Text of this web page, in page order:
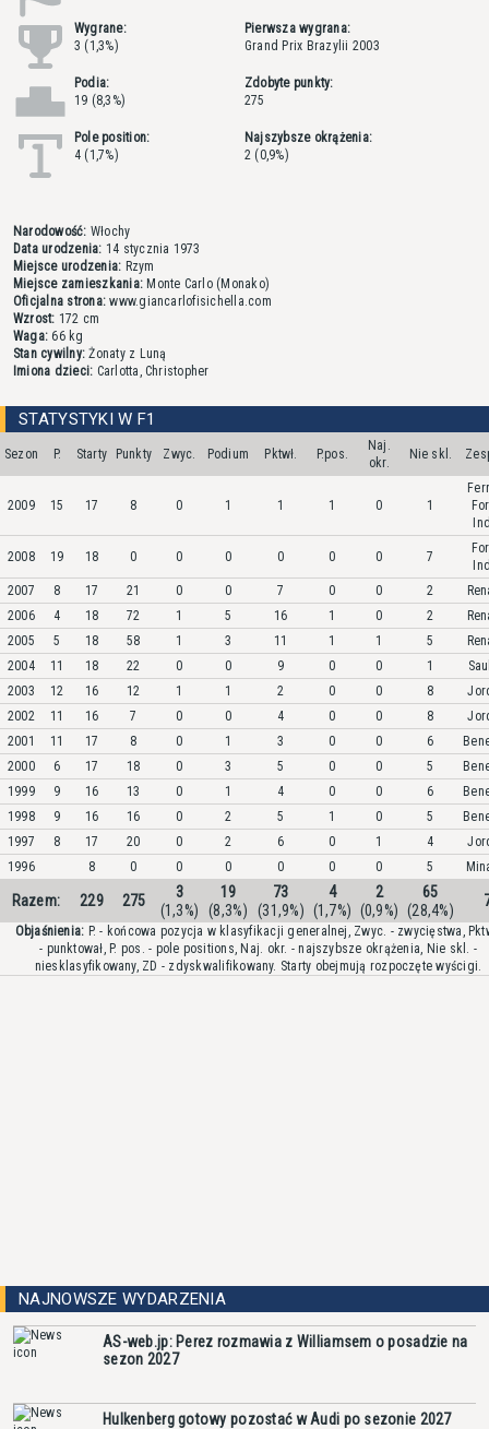
Wygrane:
3 (1,3%)
Pierwsza wygrana:
Grand Prix Brazylii 2003
Podia:
19 (8,3%)
Zdobyte punkty:
275
Pole position:
4 (1,7%)
Najszybsze okrążenia:
2 (0,9%)
Narodowość: Włochy
Data urodzenia: 14 stycznia 1973
Miejsce urodzenia: Rzym
Miejsce zamieszkania: Monte Carlo (Monako)
Oficjalna strona: www.giancarlofisichella.com
Wzrost: 172 cm
Waga: 66 kg
Stan cywilny: Żonaty z Luną
Imiona dzieci: Carlotta, Christopher
STATYSTYKI W F1
Sezon P. Starty Punkty Zwyc. Podium Pktwł. P.pos.
Naj.
okr.
Nie skl.
2009 15 17 8 0 1 1 1 0 1
2008 19 18 0 0 0 0 0 0 7
2007
8 17 21 0 0 7 0 0 2
2006
4 18 72 1 5 16 1 0 2
2005
5 18 58 1 3 11 1 1 5
2004
11 18 22 0 0 9 0 0 1
2003
12 16 12 1 1 2 0 0 8
2002
11 16 7 0 0 4 0 0 8
2001
11 17 8 0 1 3 0 0 6
2000
6 17 18 0 3 5 0 0 5
1999
9 16 13 0 1 4 0 0 6
1998
9 16 16 0 2 5 1 0 5
1997
8 17 20 0 2 6 0 1 4
1996
8 0 0 0 0 0 0 5
Razem: 229 275
3
(1,3%)
19
(8,3%)
73
(31,9%)
4
(1,7%)
2
(0,9%)
65
(28,4%)
Objaśnienia: P. - końcowa pozycja w klasyfikacji generalnej, Zwyc. - zwycięstwa,
- punktował, P. pos. - pole positions, Naj. okr. - najszybsze okrążenia, Nie skl. -
niesklasyfikowany, ZD - zdyskwalifikowany. Starty obejmują rozpoczęte wyścigi.
NAJNOWSZE WYDARZENIA
AS-web.jp: Perez rozmawia z Williamsem o posadzie na
sezon 2027
Hulkenberg gotowy pozostać w Audi po sezonie 2027